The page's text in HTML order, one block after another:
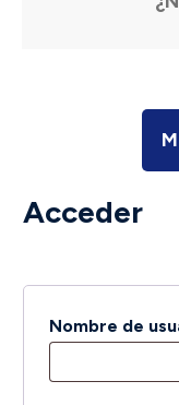
Acceder
Nombre de